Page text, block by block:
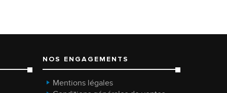
NOS ENGAGEMENTS
Mentions légales